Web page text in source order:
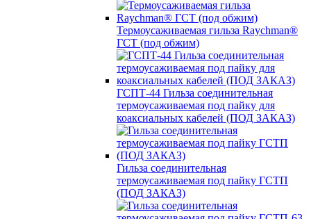
Термоусаживаемая гильза Raychman®
ГСТ (под обжим)
ГСПТ-44 Гильза соединительная
термоусаживаемая под пайку для
коаксиальных кабелей (ПОД ЗАКАЗ)
Гильза соединительная
термоусаживаемая под пайку ГСТП
(ПОД ЗАКАЗ)